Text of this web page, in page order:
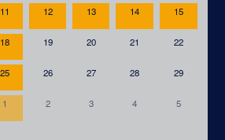
11 12 13 14 15
18 19 20 21 22
25 26 27 28 29
1 2 3 4 5